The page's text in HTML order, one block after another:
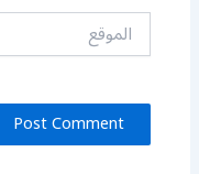
الموقع